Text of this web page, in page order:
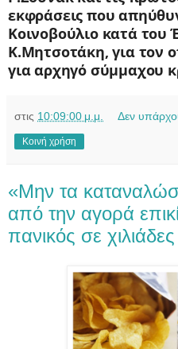
εκφράσεις που
Κοινοβούλιο κατά
Κ.Μητσοτάκη, για τον
για αρχηγό σύμμαχου
στις 10:09:00 μ.μ. Δεν
Κοινή χρήση
«Mην τα
από την αγορά
πανικός σε χιλιάδες